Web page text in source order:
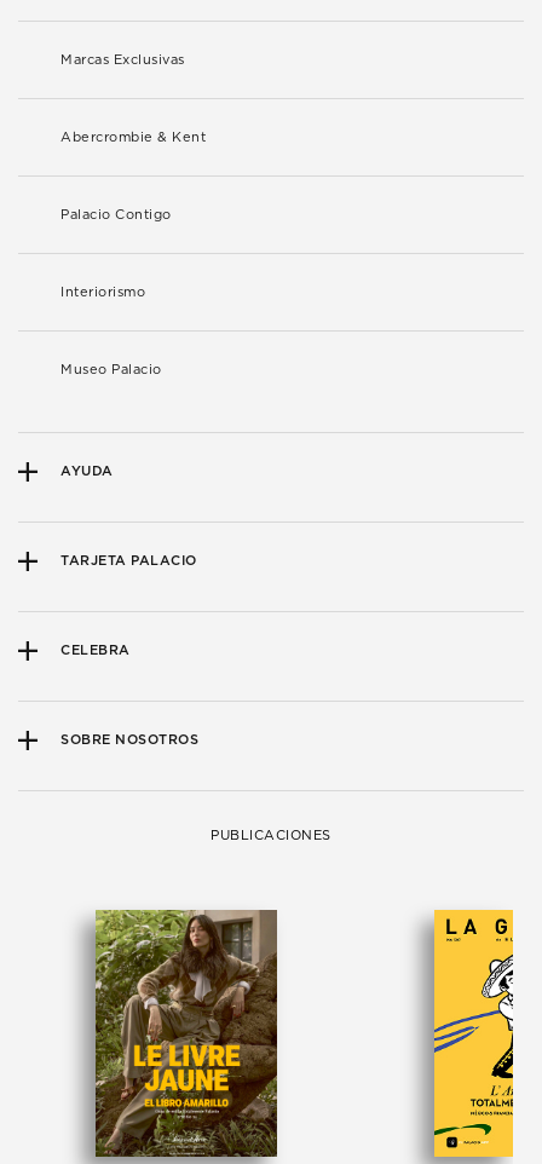
Marcas Exclusivas
Abercrombie & Kent
Palacio Contigo
Interiorismo
Museo Palacio
AYUDA
TARJETA PALACIO
CELEBRA
SOBRE NOSOTROS
PUBLICACIONES